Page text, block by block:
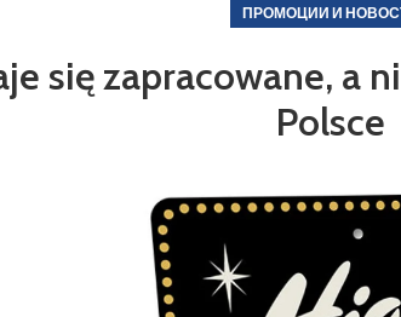
ПРОМОЦИИ И
się zapracowane, a
Polsce